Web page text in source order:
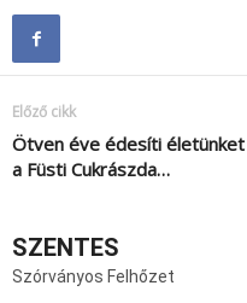
Előző cikk
Ötven éve édesíti életünket
a Füsti Cukrászda…
SZENTES
Szórványos Felhőzet